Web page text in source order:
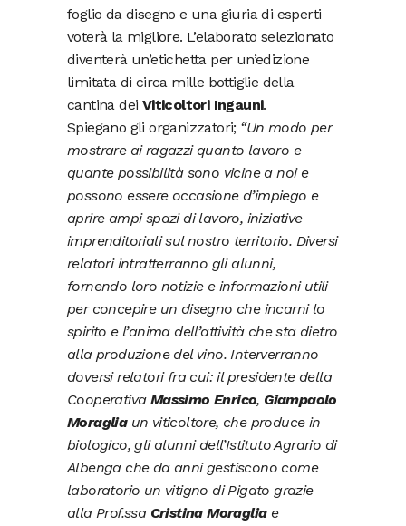
foglio da disegno e una giuria di esperti
voterà la migliore. L’elaborato selezionato
diventerà un’etichetta per un’edizione
limitata di circa mille bottiglie della
cantina dei Viticoltori Ingauni.
Spiegano gli organizzatori; “Un modo per
mostrare ai ragazzi quanto lavoro e
quante possibilità sono vicine a noi e
possono essere occasione d’impiego e
aprire ampi spazi di lavoro, iniziative
imprenditoriali sul nostro territorio. Diversi
relatori intratterranno gli alunni,
fornendo loro notizie e informazioni utili
per concepire un disegno che incarni lo
spirito e l’anima dell’attività che sta dietro
alla produzione del vino. Interverranno
doversi relatori fra cui: il presidente della
Cooperativa Massimo Enrico, Giampaolo
Moragliaun viticoltore, che produce in
biologico, gli alunni dell’Istituto Agrario di
Albenga che da anni gestiscono come
laboratorio un vitigno di Pigato grazie
alla Prof.ssa Cristina Moragliae